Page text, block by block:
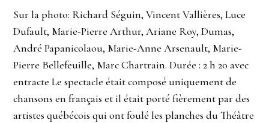
Sur la photo: Richard Séguin, Vincent Vallières, Luce
Dufault, Marie-Pierre Arthur, Ariane Roy, Dumas,
André Papanicolaou, Marie-Anne Arsenault, Marie-
Pierre Bellefeuille, Marc Chartrain. Durée : 2 h 20 avec
entracte Le spectacle était composé uniquement de
chansons en français et il était porté fièrement par des
artistes québécois qui ont foulé les planches du Théâtre